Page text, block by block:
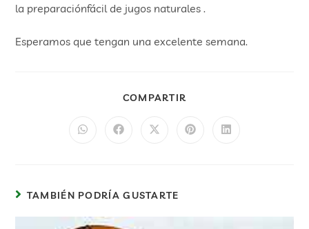
la preparaciónfácil de jugos naturales .
Esperamos que tengan una excelente semana.
COMPARTIR
TAMBIÉN PODRÍA GUSTARTE